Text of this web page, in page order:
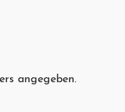
angegeben.